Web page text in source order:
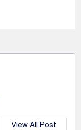
View All Post